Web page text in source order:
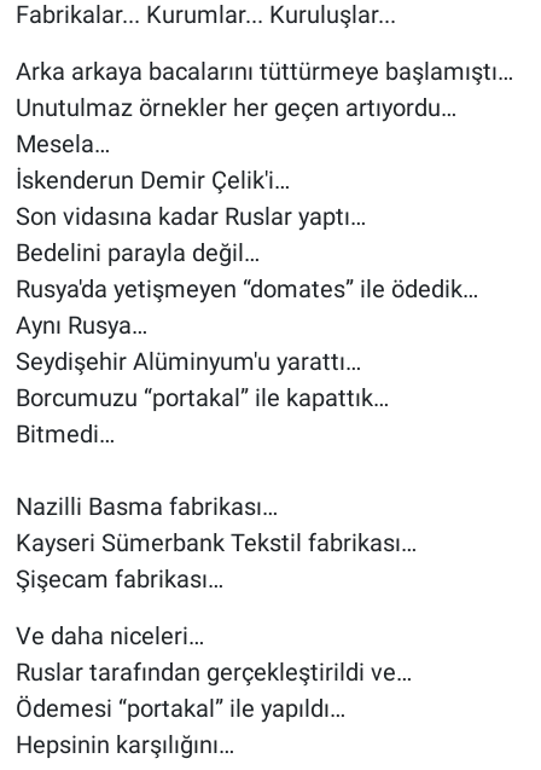
Fabrikalar... Kurumlar... Kuruluşlar...
Arka arkaya bacalarını tüttürmeye başlamıştı…
Unutulmaz örnekler her geçen artıyordu…
Mesela…
İskenderun Demir Çelik'i…
Son vidasına kadar Ruslar yaptı…
Bedelini parayla değil…
Rusya'da yetişmeyen “domates” ile ödedik…
Aynı Rusya…
Seydişehir Alüminyum'u yarattı…
Borcumuzu “portakal” ile kapattık…
Bitmedi…
Nazilli Basma fabrikası…
Kayseri Sümerbank Tekstil fabrikası…
Şişecam fabrikası…
Ve daha niceleri…
Ruslar tarafından gerçekleştirildi ve…
Ödemesi “portakal” ile yapıldı…
Hepsinin karşılığını…